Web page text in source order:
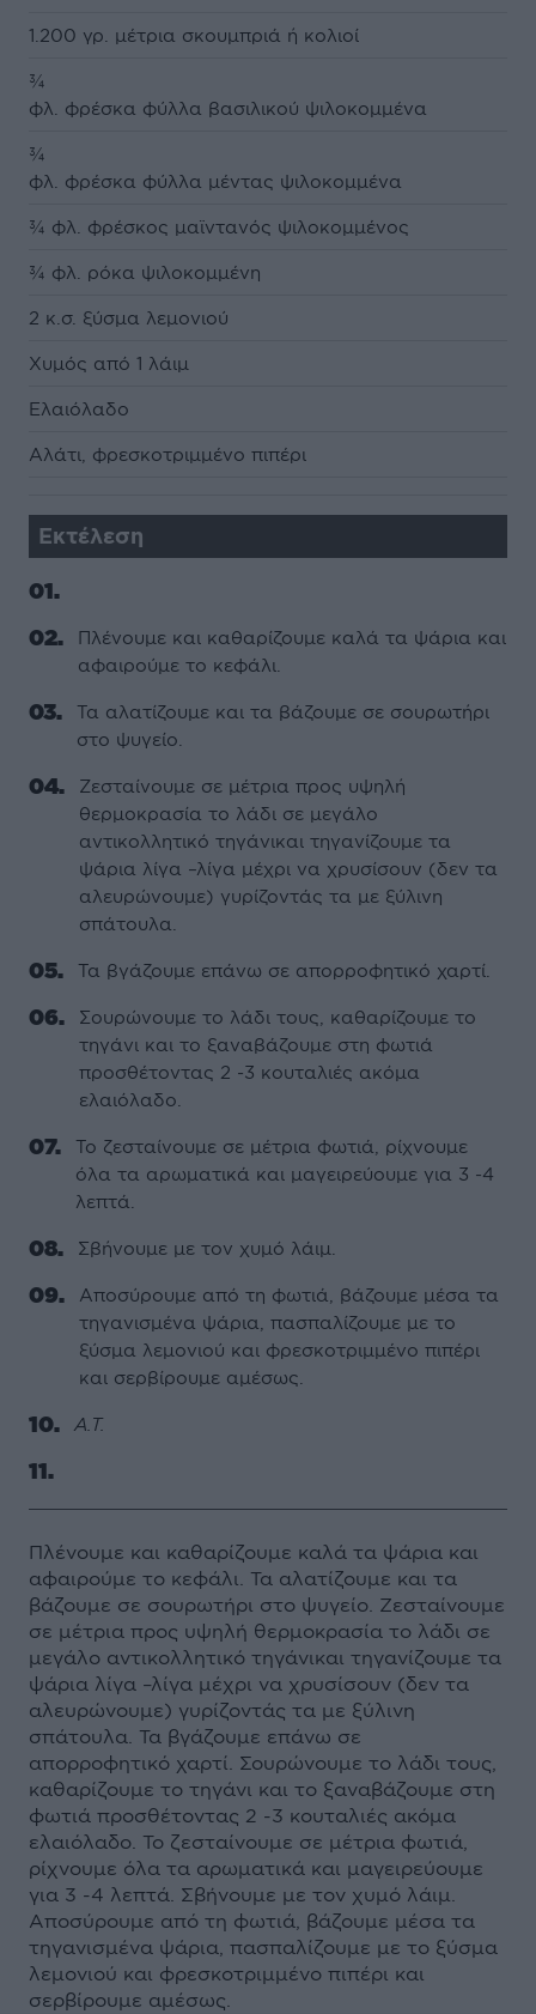
1.200 γρ. μέτρια σκουμπριά ή κολιοί
¾
φλ. φρέσκα φύλλα βασιλικού ψιλοκομμένα
¾
φλ. φρέσκα φύλλα μέντας ψιλοκομμένα
¾ φλ. φρέσκος μαϊντανός ψιλοκομμένος
¾ φλ. ρόκα ψιλοκομμένη
2 κ.σ. ξύσμα λεμονιού
Χυμός από 1 λάιμ
Ελαιόλαδο
Αλάτι, φρεσκοτριμμένο πιπέρι
Εκτέλεση
Πλένουμε και καθαρίζουμε καλά τα ψάρια και
αφαιρούμε το κεφάλι.
Τα αλατίζουμε και τα βάζουμε σε σουρωτήρι
στο ψυγείο.
Ζεσταίνουμε σε μέτρια προς υψηλή
θερμοκρασία το λάδι σε μεγάλο
αντικολλητικό τηγάνικαι τηγανίζουμε τα
ψάρια λίγα –λίγα μέχρι να χρυσίσουν (δεν τα
αλευρώνουμε) γυρίζοντάς τα με ξύλινη
σπάτουλα.
Τα βγάζουμε επάνω σε απορροφητικό χαρτί.
Σουρώνουμε το λάδι τους, καθαρίζουμε το
τηγάνι και το ξαναβάζουμε στη φωτιά
προσθέτοντας 2 -3 κουταλιές ακόμα
ελαιόλαδο.
Το ζεσταίνουμε σε μέτρια φωτιά, ρίχνουμε
όλα τα αρωματικά και μαγειρεύουμε για 3 -4
λεπτά.
Σβήνουμε με τον χυμό λάιμ.
Αποσύρουμε από τη φωτιά, βάζουμε μέσα τα
τηγανισμένα ψάρια, πασπαλίζουμε με το
ξύσμα λεμονιού και φρεσκοτριμμένο πιπέρι
και σερβίρουμε αμέσως.
Α.Τ.
Πλένουμε και καθαρίζουμε καλά τα ψάρια και
αφαιρούμε το κεφάλι. Τα αλατίζουμε και τα
βάζουμε σε σουρωτήρι στο ψυγείο. Ζεσταίνουμε
σε μέτρια προς υψηλή θερμοκρασία το λάδι σε
μεγάλο αντικολλητικό τηγάνικαι τηγανίζουμε τα
ψάρια λίγα –λίγα μέχρι να χρυσίσουν (δεν τα
αλευρώνουμε) γυρίζοντάς τα με ξύλινη
σπάτουλα. Τα βγάζουμε επάνω σε
απορροφητικό χαρτί. Σουρώνουμε το λάδι τους,
καθαρίζουμε το τηγάνι και το ξαναβάζουμε στη
φωτιά προσθέτοντας 2 -3 κουταλιές ακόμα
ελαιόλαδο. Το ζεσταίνουμε σε μέτρια φωτιά,
ρίχνουμε όλα τα αρωματικά και μαγειρεύουμε
για 3 -4 λεπτά. Σβήνουμε με τον χυμό λάιμ.
Αποσύρουμε από τη φωτιά, βάζουμε μέσα τα
τηγανισμένα ψάρια, πασπαλίζουμε με το ξύσμα
λεμονιού και φρεσκοτριμμένο πιπέρι και
σερβίρουμε αμέσως.